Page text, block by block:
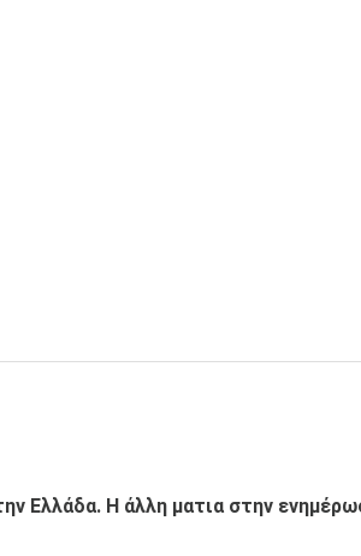
Ελλάδα. Η άλλη ματια στην